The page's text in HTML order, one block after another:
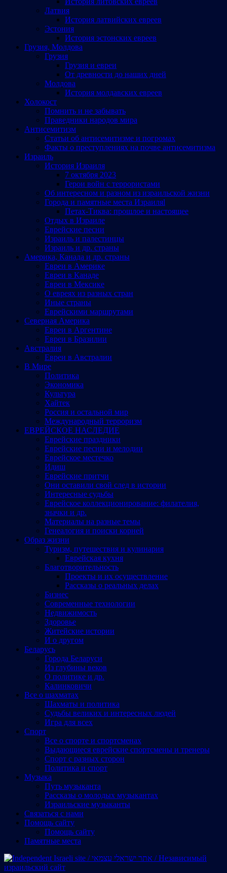
Латвия
История латвийских евреев
Эстония
История эстонских евреев
Грузия, Молдова
Грузия
Грузия и евреи
От древности до наших дней
Молдова
История молдавских евреев
Холокост
Помнить и не забывать
Праведники народов мира
Антисемитизм
Статьи об антисемитизме и погромах
Факты о преступлениях на почве антисемитизма
Израиль
История Израиля
7 октября 2023
Герои войн с террористами
Об интересном и разном из израильской жизни
Города и памятные места Израиляl
Петах-Тиква: прошлое и настоящее
Отдых в Израиле
Еврейские песни
Израиль и палестинцы
Израиль и др. страны
Америка, Канада и др. страны
Евреи в Америке
Евреи в Канаде
Евреи в Мексике
О евреях из разных стран
Иные страны
Еврейскими маршрутами
Северная Америка
Евреи в Аргентине
Евреи в Бразилии
Австралия
Евреи в Австралии
В Мире
Политика
Экономика
Культура
Хайтек
Россия и остальной мир
Международный терроризм
ЕВРЕЙСКОЕ НАСЛЕДИЕ
Еврейские праздники
Еврейские песни и мелодии
Еврейское местечко
Идиш
Еврейские притчи
Они оставили свой след в истории
Интересные судьбы
Еврейское коллекционирование: филателия,
значки и др.
Материалы на разные темы
Генеалогия и поиски корней
Образ жизни
Туризм, путешествия и кулинария
Еврейская кухня
Благотворительность
Проекты и их осуществление
Рассказы о реальных делах
Бизнес
Современные технологии
Недвижимость
Здоровье
Житейские истории
И о другом
Беларусь
Города Беларуси
Из глубины веков
О политике и др.
Калинковичи
Все о шахматах
Шахматы и политика
Судьбы великих и интересных людей
Игра для всех
Спорт
Все о спорте и спортсменах
Выдающиеся еврейские спортсмены и тренеры
Спорт с разных сторон
Политика и спорт
Музыка
Путь музыканта
Рассказы о молодых музыкантах
Израильские музыканты
Cвязаться с нами
Помощь сайту
Помощь сайту
Памятные места